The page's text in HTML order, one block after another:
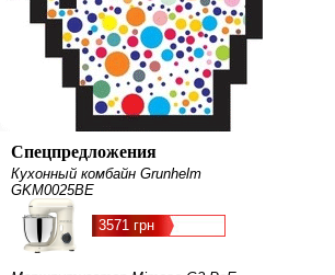
Спецпредложения
Кухонный комбайн Grunhelm
GKM0025BE
3571 грн